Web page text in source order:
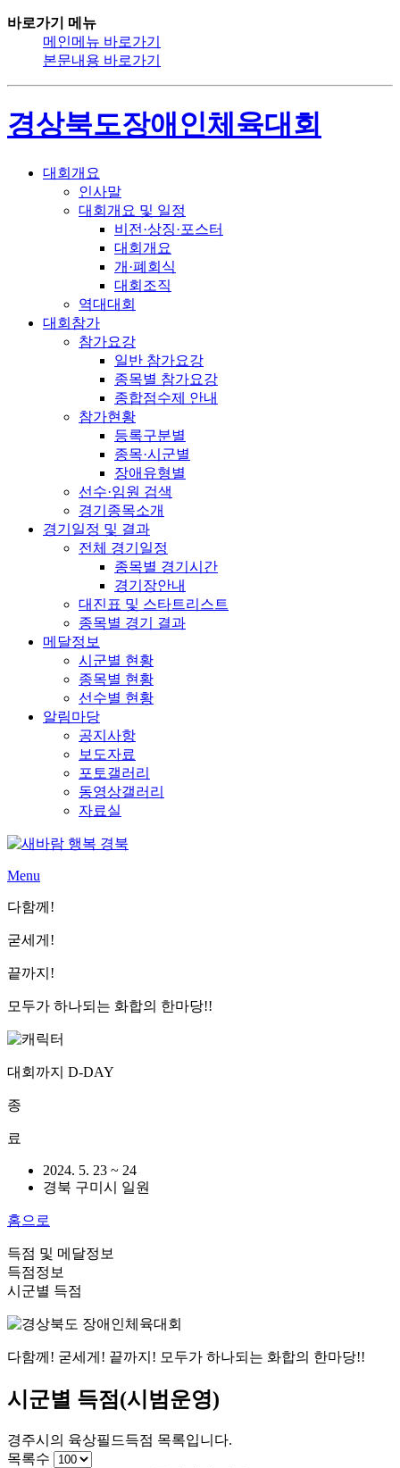
바로가기 메뉴
메인메뉴 바로가기
본문내용 바로가기
경상북도장애인체육대회
대회개요
인사말
대회개요 및 일정
비전·상징·포스터
대회개요
개·폐회식
대회조직
역대대회
대회참가
참가요강
일반 참가요강
종목별 참가요강
종합점수제 안내
참가현황
등록구분별
종목·시군별
장애유형별
선수·임원 검색
경기종목소개
경기일정 및 결과
전체 경기일정
종목별 경기시간
경기장안내
대진표 및 스타트리스트
종목별 경기 결과
메달정보
시군별 현황
종목별 현황
선수별 현황
알림마당
공지사항
보도자료
포토갤러리
동영상갤러리
자료실
Menu
다함께!
굳세게!
끝까지!
모두가 하나되는 화합의 한마당!!
대회까지 D-DAY
종
료
2024. 5. 23 ~ 24
경북 구미시 일원
홈으로
득점 및 메달정보
득점정보
시군별 득점
다함께! 굳세게! 끝까지! 모두가 하나되는 화합의 한마당!!
시군별 득점(시범운영)
경주시 의 육상필드득점 목록입니다.
목록수